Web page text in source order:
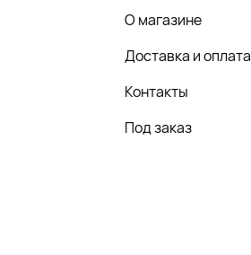
О магазине
Доставка и оплата
Контакты
Под заказ